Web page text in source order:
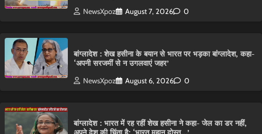
NewsXpoz August 7, 2026 0
बांग्लादेश : शेख हसीना के बयान से भारत पर भड़का बांग्लादेश, कहा-
‘अपनी सरजमीं से न उगलवाएं जहर’
NewsXpoz August 6, 2026 0
बांग्लादेश : भारत में रह रहीं शेख हसीना ने कहा- जेल का डर नहीं,